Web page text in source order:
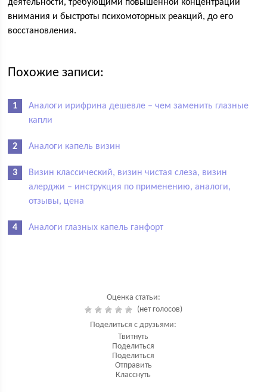
деятельности, требующими повышенной концентрации
внимания и быстроты психомоторных реакций, до его
восстановления.
Похожие записи:
Аналоги ирифрина дешевле – чем заменить глазные
капли
Аналоги капель визин
Визин классический, визин чистая слеза, визин
алерджи – инструкция по применению, аналоги,
отзывы, цена
Аналоги глазных капель ганфорт
Оценка статьи:
(нет голосов)
Поделиться с друзьями:
Твитнуть
Поделиться
Поделиться
Отправить
Класснуть